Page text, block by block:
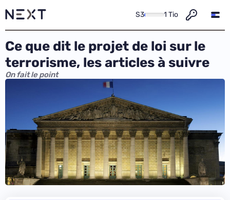
S3 1 Tio
Ce que dit le projet de loi sur le
terrorisme, les articles à suivre
On fait le point